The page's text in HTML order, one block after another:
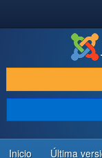
DESCARGAR &
DESCUBRE &
COMUNIDAD &
RECURSOS PARA
Inicio Última